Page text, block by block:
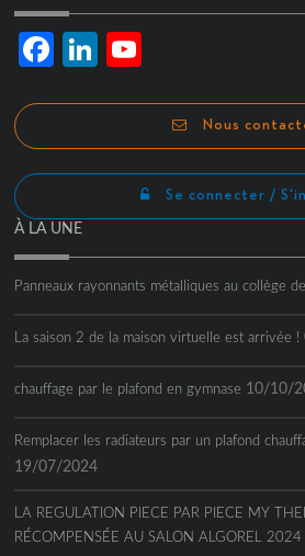
FacebookLinkedIn
Nous
Se connecter /
À LA UNE
Panneaux rayonnants métalliques au collège
La saison 2 de la maison virtuelle est arrivée !
chauffage par le plafond en gymnase 10/10/
Remplacer les radiateurs par un plafond
19/07/2024
LA REGULATION PIECE PAR PIECE MY
RÉCOMPENSÉE AU SALON ALGOREL 2024